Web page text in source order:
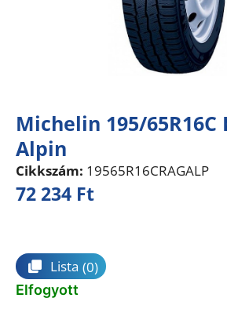
Michelin 195/65R16C
Alpin
Cikkszám: 19565R16CRAGALP
72 234 Ft
Lista (0)
Elfogyott